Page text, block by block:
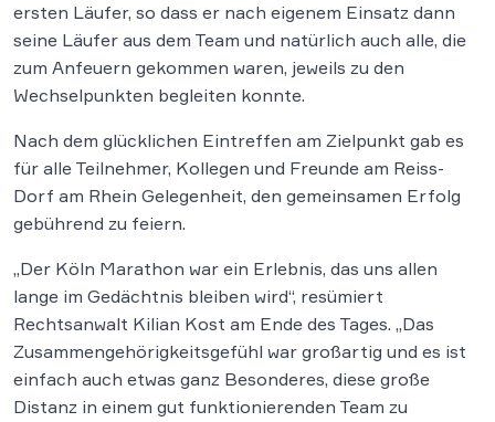
ersten Läufer, so dass er nach eigenem Einsatz dann
seine Läufer aus dem Team und natürlich auch alle, die
zum Anfeuern gekommen waren, jeweils zu den
Wechselpunkten begleiten konnte.
Nach dem glücklichen Eintreffen am Zielpunkt gab es
für alle Teilnehmer, Kollegen und Freunde am Reiss-
Dorf am Rhein Gelegenheit, den gemeinsamen Erfolg
gebührend zu feiern.
„Der Köln Marathon war ein Erlebnis, das uns allen
lange im Gedächtnis bleiben wird“, resümiert
Rechtsanwalt Kilian Kost am Ende des Tages. „Das
Zusammengehörigkeitsgefühl war großartig und es ist
einfach auch etwas ganz Besonderes, diese große
Distanz in einem gut funktionierenden Team zu